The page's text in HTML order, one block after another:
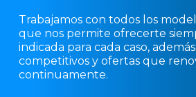
Trabajamos con todos los
que nos permite ofrecerte
indicada para cada caso,
competitivos y ofertas que
continuamente.